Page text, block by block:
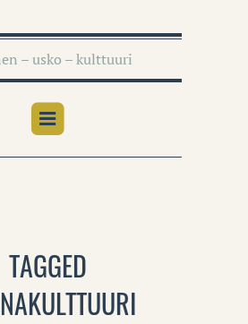
– usko – kulttuuri
TAGGED